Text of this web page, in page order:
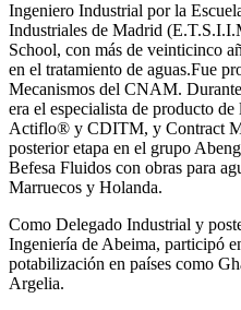
Ingeniero Industrial por la
Industriales de Madrid
School, con más de veinticinco
en el tratamiento de aguas.Fue
Mecanismos del CNAM.
era el especialista de producto
Actiflo® y CDITM, y Contract
posterior etapa en el grupo
Befesa Fluidos con obras para
Marruecos y Holanda.
Como Delegado Industrial y
Ingeniería de Abeima, participó
potabilización en países como
Argelia.